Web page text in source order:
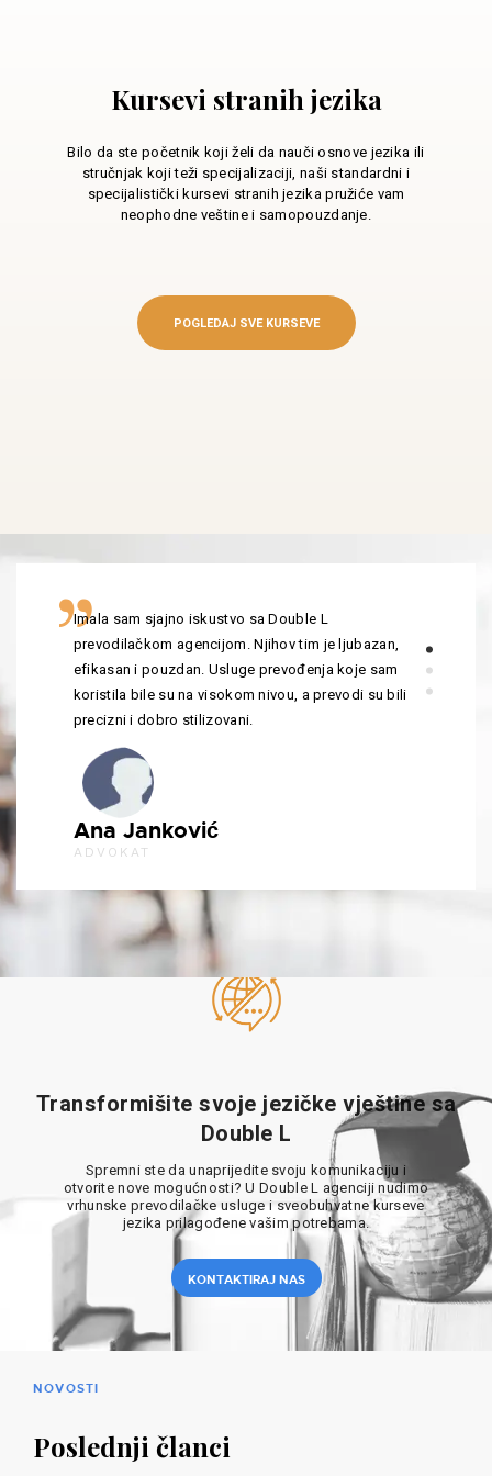
Kursevi stranih jezika
Bilo da ste početnik koji želi da nauči osnove jezika ili
stručnjak koji teži specijalizaciji, naši standardni i
specijalistički kursevi stranih jezika pružiće vam
neophodne veštine i samopouzdanje.
POGLEDAJ SVE KURSEVE
Imala sam sjajno iskustvo sa Double L
prevodilačkom agencijom. Njihov tim je ljubazan,
efikasan i pouzdan. Usluge prevođenja koje sam
koristila bile su na visokom nivou, a prevodi su bili
precizni i dobro stilizovani.
Ana Janković
ADVOKAT
Transformišite svoje jezičke vještine sa
Double L
Spremni ste da unaprijedite svoju komunikaciju i
otvorite nove mogućnosti? U Double L agenciji nudimo
vrhunske prevodilačke usluge i sveobuhvatne kurseve
jezika prilagođene vašim potrebama.
KONTAKTIRAJ NAS
NOVOSTI
Poslednji članci